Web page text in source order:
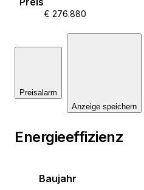
E-mail:€ 276.880
Preisalarm
Anzeige speichern
Energieeffizienz
Baujahr